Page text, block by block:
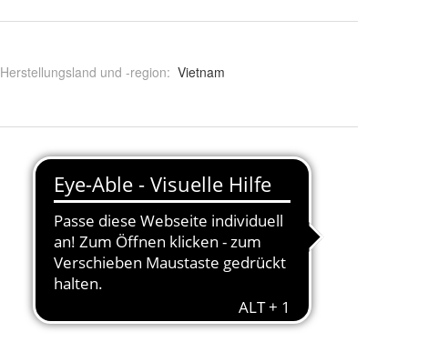
Herstellungsland und -region: Vietnam